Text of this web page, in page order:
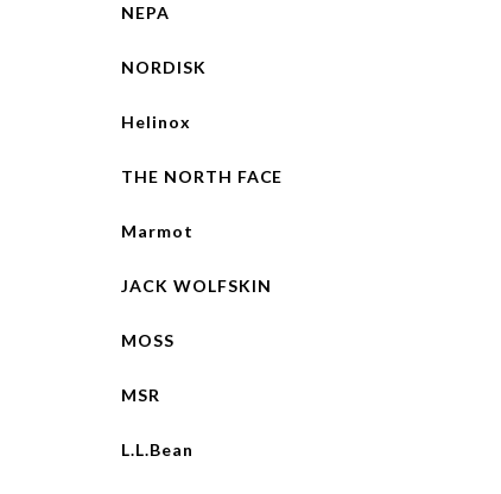
NEPA
NORDISK
Helinox
THE NORTH FACE
Marmot
JACK WOLFSKIN
MOSS
MSR
L.L.Bean